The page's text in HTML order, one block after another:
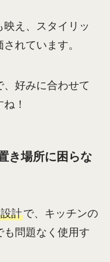
え、スタイリッ
れています。
好みに合わせて
！
き場所に困らな
計で、キッチンの
も問題なく使用す